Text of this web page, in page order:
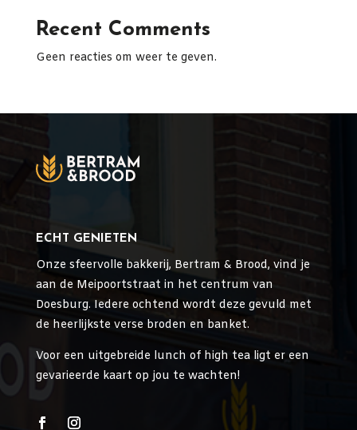
Recent Comments
Geen reacties om weer te geven.
ECHT GENIETEN
Onze sfeervolle bakkerij, Bertram & Brood, vind je
aan de Meipoortstraat in het centrum van
Doesburg. Iedere ochtend wordt deze gevuld met
de heerlijkste verse broden en banket.
Voor een uitgebreide lunch of high tea ligt er een
gevarieerde kaart op jou te wachten!